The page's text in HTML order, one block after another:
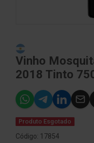
Vinho
2018 Tinto
Produto Esgotado
Código: 17854